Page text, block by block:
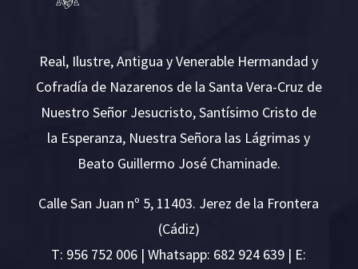
Real, Ilustre, Antigua y Venerable Hermandad y
Cofradía de Nazarenos de la Santa Vera-Cruz de
Nuestro Señor Jesucristo, Santísimo Cristo de
la Esperanza, Nuestra Señora las Lágrimas y
Beato Guillermo José Chaminade.
Calle San Juan nº 5, 11403. Jerez de la Frontera
(Cádiz)
T: 956 752 006 | Whatsapp: 682 924 639 | E: